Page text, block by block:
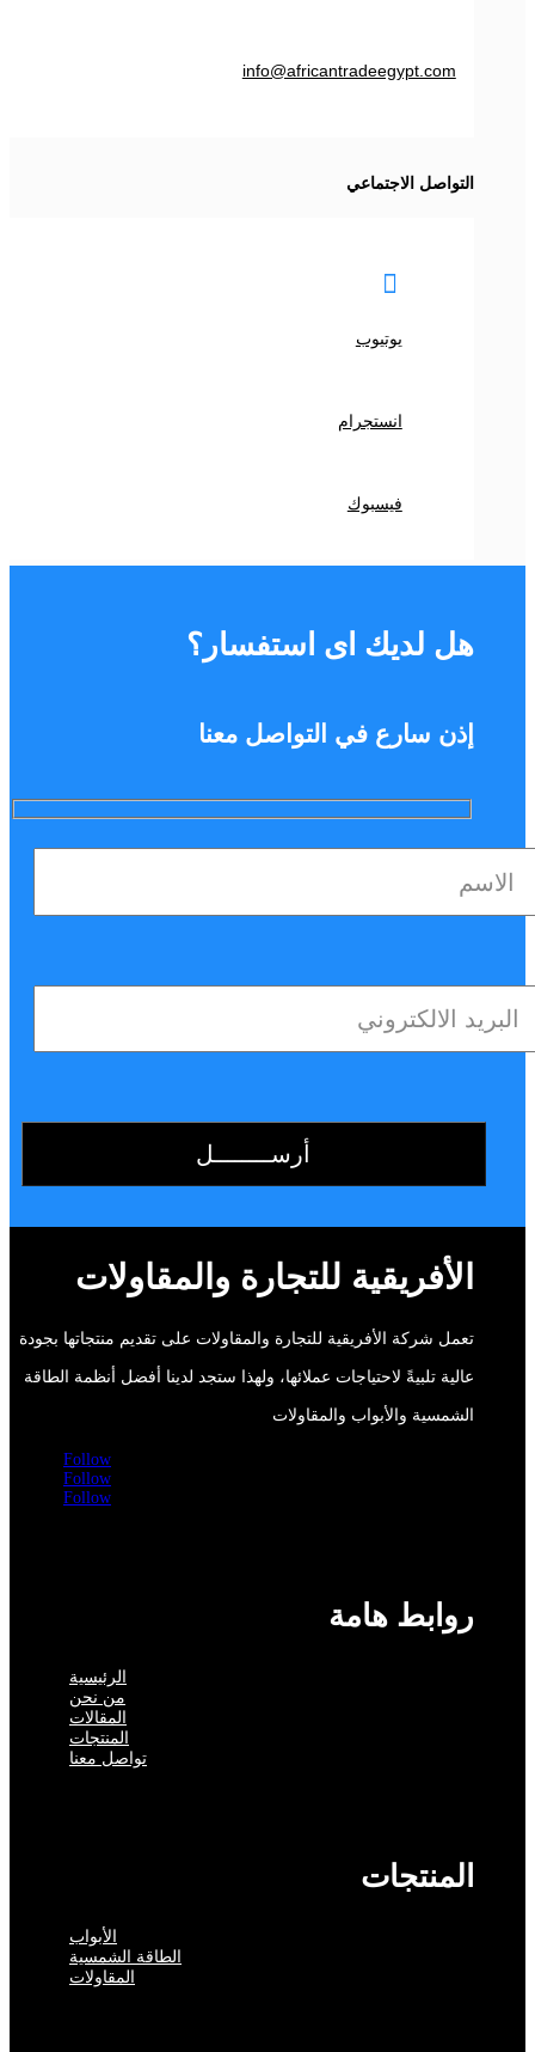
info@africantradeegypt.com
التواصل الاجتماعي

يوتيوب
انستجرام
فيسبوك
هل لديك اى استفسار؟
إذن سارع في التواصل معنا
المنتجات
الأبواب
الطاقة الشمسية
المقاولات
روابط هامة
الرئيسية
من نحن
المقالات
المنتجات
تواصل معنا
الأفريقية للتجارة والمقاولات
تعمل شركة الأفريقية للتجارة والمقاولات على تقديم منتجاتها بجودة
عالية تلبيةً لاحتياجات عملائها، ولهذا ستجد لدينا أفضل أنظمة الطاقة
الشمسية والأبواب والمقاولات
Follow
Follow
Follow